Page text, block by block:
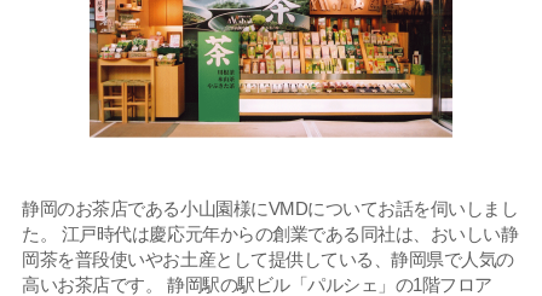
静岡のお茶店である小山園様にVMDについてお話を伺いしまし
た。 江戸時代は慶応元年からの創業である同社は、おいしい静
岡茶を普段使いやお土産として提供している、静岡県で人気の
高いお茶店です。 静岡駅の駅ビル「パルシェ」の1階フロア